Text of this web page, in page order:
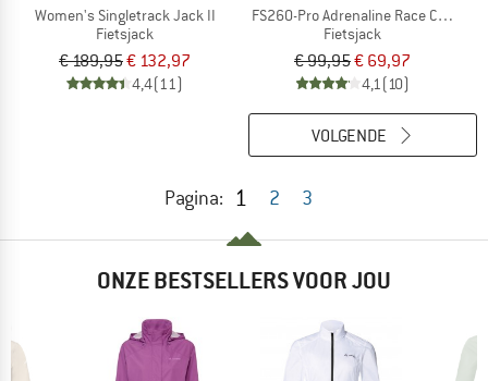
Women's Singletrack Jack II
Fietsjack
€ 189,95€ 132,97
4,4(11)
FS260-Pro Adrenaline Race Cape II
Fietsjack
€ 99,95€ 69,97
4,1(10)
Pagina: 1 2 3
VOLGENDE
ONZE BESTSELLERS VOOR JOU